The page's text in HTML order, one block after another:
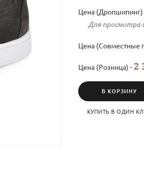
Цена (Дропшипинг)
Для просмотра
Цена (Совместные
Цена (Розница) - 2
В КОРЗИНУ
КУПИТЬ В ОДИН